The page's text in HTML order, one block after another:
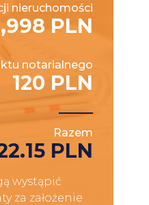
nieruchomości
PLN
notarialnego
120 PLN
Razem
PLN
wystąpić
za założenie